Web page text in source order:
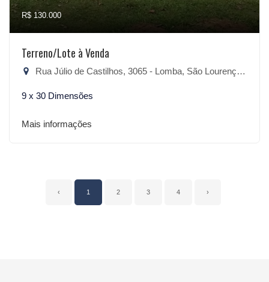
R$ 130.000
Terreno/Lote à Venda
Rua Júlio de Castilhos, 3065 - Lomba, São Lourenço do Sul-RS
9 x 30 Dimensões
Mais informações
‹ 1 2 3 4 ›